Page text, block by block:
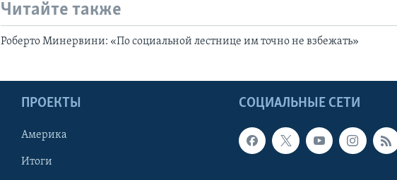
Читайте также
Роберто Минервини: «По социальной лестнице им точно не взбежать»
СОЦИАЛЬНЫЕ СЕТИ
ПРОЕКТЫ
Америка
Итоги